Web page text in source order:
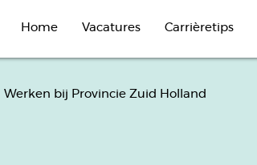
Home Vacatures Carrièretips
Werken bij Provincie Zuid Holland